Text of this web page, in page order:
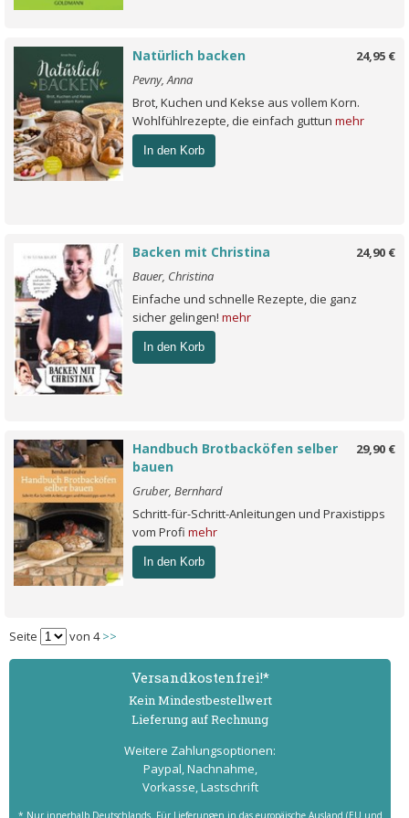
24,95 €
Natürlich backen
Pevny, Anna
Brot, Kuchen und Kekse aus vollem Korn.
Wohlfühlrezepte, die einfach guttun mehr
In den Korb
24,90 €
Backen mit Christina
Bauer, Christina
Einfache und schnelle Rezepte, die ganz
sicher gelingen! mehr
In den Korb
29,90 €
Handbuch Brotbacköfen selber
bauen
Gruber, Bernhard
Schritt-für-Schritt-Anleitungen und Praxistipps
vom Profi mehr
In den Korb
Seite von 4>>
Versand­kostenfrei!*
Kein Mindest­bestell­wert
Lieferung auf Rechnung
Weitere Zahlungs­optionen:
Paypal, Nachnahme,
Vorkasse, Lastschrift
* Nur innerhalb Deutschlands. Für Lieferungen in das europäische Ausland (EU und